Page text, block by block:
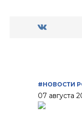
#НОВОСТИ
07 августа